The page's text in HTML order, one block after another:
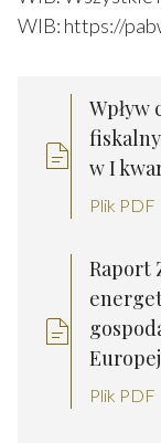
WIB: https://
w I
Plik PDF
Raport
Plik PDF